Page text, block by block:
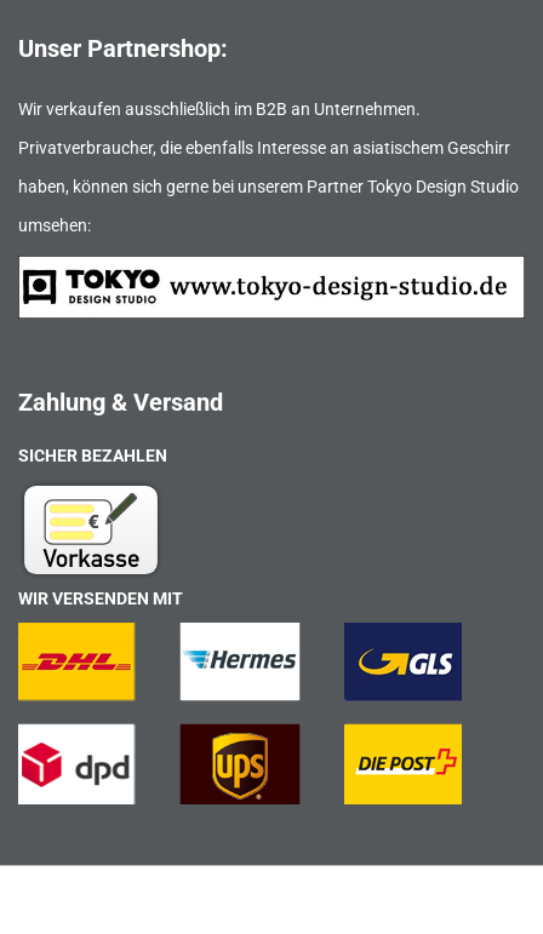
Unser Partnershop:
Wir verkaufen ausschließlich im B2B an Unternehmen.
Privatverbraucher, die ebenfalls Interesse an asiatischem Geschirr
haben, können sich gerne bei unserem Partner Tokyo Design Studio
umsehen:
Zahlung & Versand
SICHER BEZAHLEN
WIR VERSENDEN MIT